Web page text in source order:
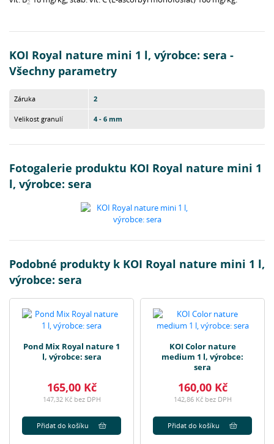
2
KOI Royal nature mini 1 l, výrobce: sera -
Všechny parametry
Záruka 2
Velikost granulí 4 - 6 mm
Fotogalerie produktu KOI Royal nature mini 1
l, výrobce: sera
Podobné produkty k KOI Royal nature mini 1 l,
výrobce: sera
Pond Mix Royal nature 1
l, výrobce: sera
165,00 Kč
147,32 Kč bez DPH
Přidat do košíku
KOI Color nature
medium 1 l, výrobce:
sera
160,00 Kč
142,86 Kč bez DPH
Přidat do košíku